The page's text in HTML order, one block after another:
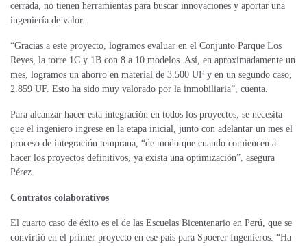
cerrada, no tienen herramientas para buscar innovaciones y aportar una
ingeniería de valor.
“Gracias a este proyecto, logramos evaluar en el Conjunto Parque Los
Reyes, la torre 1C y 1B con 8 a 10 modelos. Así, en aproximadamente un
mes, logramos un ahorro en material de 3.500 UF y en un segundo caso,
2.859 UF. Esto ha sido muy valorado por la inmobiliaria”, cuenta.
Para alcanzar hacer esta integración en todos los proyectos, se necesita
que el ingeniero ingrese en la etapa inicial, junto con adelantar un mes el
proceso de integración temprana, “de modo que cuando comiencen a
hacer los proyectos definitivos, ya exista una optimización”, asegura
Pérez.
Contratos colaborativos
El cuarto caso de éxito es el de las Escuelas Bicentenario en Perú, que se
convirtió en el primer proyecto en ese país para Spoerer Ingenieros. “Ha